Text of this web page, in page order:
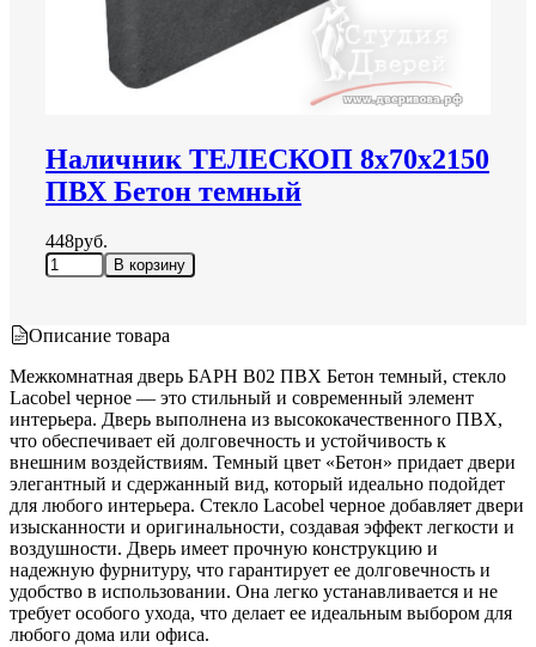
Наличник ТЕЛЕСКОП 8х70х2150
ПВХ Бетон темный
448руб.
Описание товара
Межкомнатная дверь БАРН B02 ПВХ Бетон темный, стекло
Lacobel черное — это стильный и современный элемент
интерьера. Дверь выполнена из высококачественного ПВХ,
что обеспечивает ей долговечность и устойчивость к
внешним воздействиям. Темный цвет «Бетон» придает двери
элегантный и сдержанный вид, который идеально подойдет
для любого интерьера. Стекло Lacobel черное добавляет двери
изысканности и оригинальности, создавая эффект легкости и
воздушности. Дверь имеет прочную конструкцию и
надежную фурнитуру, что гарантирует ее долговечность и
удобство в использовании. Она легко устанавливается и не
требует особого ухода, что делает ее идеальным выбором для
любого дома или офиса.